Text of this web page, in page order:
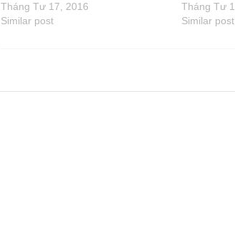
Tháng Tư 17, 2016
Similar post
Tháng Tư
Similar post